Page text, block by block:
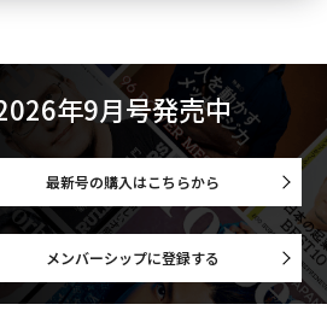
年9月号発売中
最新号の購入はこちらから
メンバーシップに登録する